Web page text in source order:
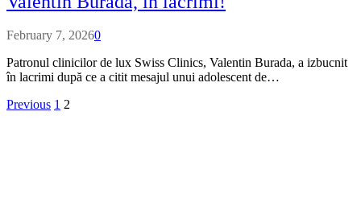
February 7, 20260
Patronul clinicilor de lux Swiss Clinics, Valentin Burada, a izbucnit
în lacrimi după ce a citit mesajul unui adolescent de…
Previous 1 2